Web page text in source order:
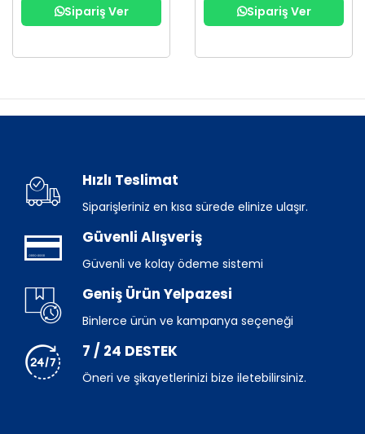
Sipariş Ver Sipariş Ver
Hızlı Teslimat
Siparişleriniz en kısa sürede elinize ulaşır.
Güvenli Alışveriş
Güvenli ve kolay ödeme sistemi
Geniş Ürün Yelpazesi
Binlerce ürün ve kampanya seçeneği
7 / 24 DESTEK
Öneri ve şikayetlerinizi bize iletebilirsiniz.